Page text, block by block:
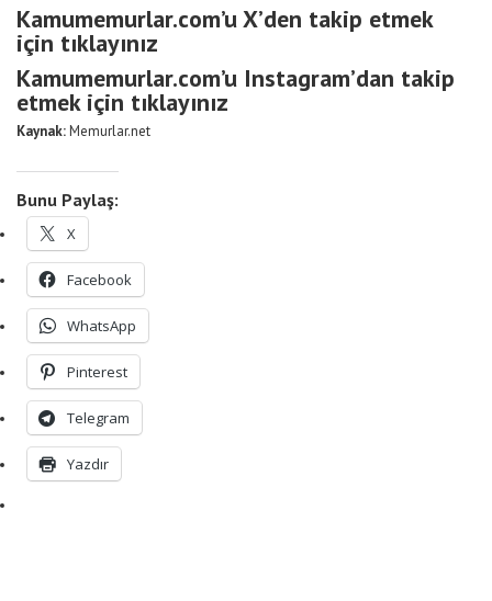
Kamumemurlar.com’u X’den takip etmek
için tıklayınız
Kamumemurlar.com’u Instagram’dan takip
etmek için tıklayınız
Kaynak:Memurlar.net
Bunu Paylaş:
X
Facebook
WhatsApp
Pinterest
Telegram
Yazdır